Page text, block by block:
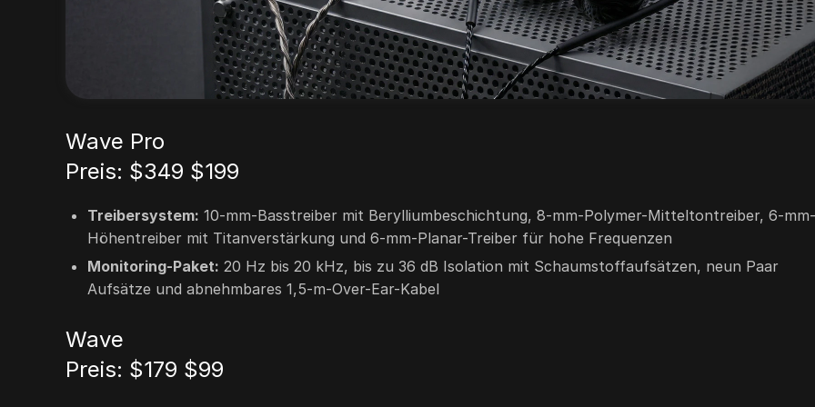
Wave Pro
Preis: $349 $199
Treibersystem: 10-mm-Basstreiber mit Berylliumbeschichtung, 8-mm-Polymer-Mitteltontreiber, 6-mm-
Höhentreiber mit Titanverstärkung und 6-mm-Planar-Treiber für hohe Frequenzen
Monitoring-Paket: 20 Hz bis 20 kHz, bis zu 36 dB Isolation mit Schaumstoffaufsätzen, neun Paar
Aufsätze und abnehmbares 1,5-m-Over-Ear-Kabel
Wave
Preis: $179 $99